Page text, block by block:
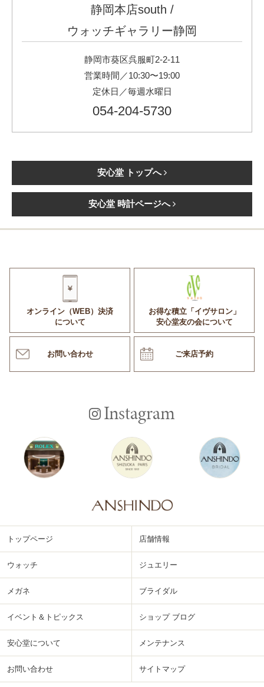
静岡本店south /
ウォッチギャラリー静岡
静岡市葵区呉服町2-2-11
営業時間／10:30〜19:00
定休日／毎週水曜日
054-204-5730
安心堂 トップへ
安心堂 時計ページへ
オンライン（WEB）決済
について
お得な積立「イヴサロン」
安心堂友の会について
お問い合わせ ご来店予約
Instagram
トップページ 店舗情報
ウォッチ ジュエリー
メガネ ブライダル
イベント＆トピックス ショップ ブログ
安心堂について メンテナンス
お問い合わせ サイトマップ